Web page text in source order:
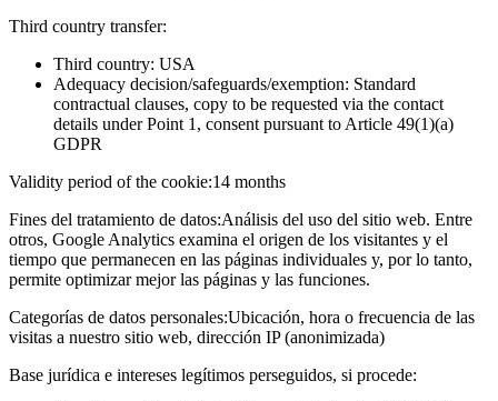
Third country transfer:
Third country: USA
Adequacy decision/safeguards/exemption: Standard
contractual clauses, copy to be requested via the contact
details under Point 1, consent pursuant to Article 49(1)(a)
GDPR
Validity period of the cookie:14 months
Fines del tratamiento de datos:Análisis del uso del sitio web. Entre
otros, Google Analytics examina el origen de los visitantes y el
tiempo que permanecen en las páginas individuales y, por lo tanto,
permite optimizar mejor las páginas y las funciones.
Categorías de datos personales:Ubicación, hora o frecuencia de las
visitas a nuestro sitio web, dirección IP (anonimizada)
Base jurídica e intereses legítimos perseguidos, si procede: